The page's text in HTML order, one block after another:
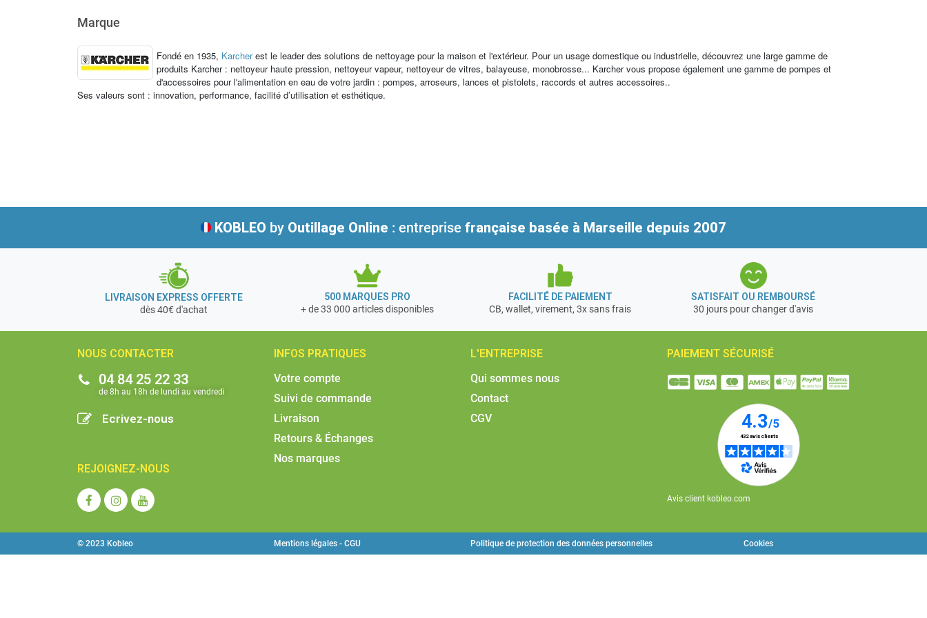
Marque
Fondé en 1935, Karcherest le leader des solutions de nettoyage pour la maison et l'extérieur. Pour un usage domestique ou industrielle, découvrez une large gamme de
produits Karcher : nettoyeur haute pression, nettoyeur vapeur, nettoyeur de vitres, balayeuse, monobrosse... Karcher vous propose également une gamme de pompes et
d'accessoires pour l'alimentation en eau de votre jardin : pompes, arroseurs, lances et pistolets, raccords et autres accessoires..
Ses valeurs sont : innovation, performance, facilité d’utilisation et esthétique.
KOBLEO by Outillage Online : entreprise française basée à Marseille depuis 2007
LIVRAISON EXPRESS OFFERTE
dès 40€ d'achat
500 MARQUES PRO
+ de 33 000 articles disponibles
FACILITÉ DE PAIEMENT
CB, wallet, virement, 3x sans frais
SATISFAIT OU REMBOURSÉ
30 jours pour changer d'avis
NOUS CONTACTER
04 84 25 22 33
de 8h au 18h de lundi au vendredi​
Ecrivez-nous
REJOIGNEZ-NOUS
INFOS PRATIQUES
Votre compte
Suivi de commande
Livraison
Retours & Échanges
Nos marques
L'ENTREPRISE
Qui sommes nous
Contact
CGV
PAIEMENT SÉCURISÉ
Avis client kobleo.com
© 2023 Kobleo Mentions légales - CGU Politique de protection des données personnelles Cookies